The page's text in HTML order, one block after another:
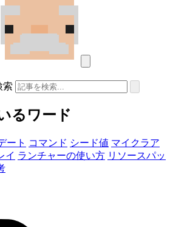
索
るワード
ート コマンド シード値 マイクラア
イ ランチャーの使い方 リソースパッ